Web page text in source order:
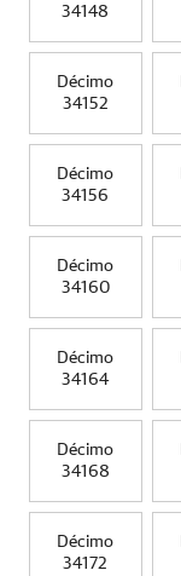
34148
Décimo
34152
Décimo
34156
Décimo
34160
Décimo
34164
Décimo
34168
Décimo
34172